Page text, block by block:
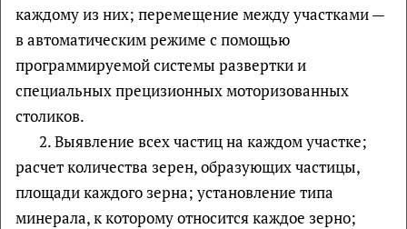
каждому из них; перемещение между участками —
в автоматическим режиме с помощью
программируемой системы развертки и
специальных прецизионных моторизованных
столиков.
2. Выявление всех частиц на каждом участке;
расчет количества зерен, образующих частицы,
площади каждого зерна; установление типа
минерала, к которому относится каждое зерно;